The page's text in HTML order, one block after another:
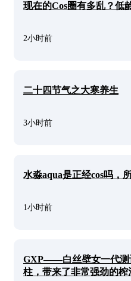
现在的Cos圈有多乱？低
2小时前
二十四节气之大寒养生
3小时前
水淼aqua是正经cos吗，
1小时前
GXP——白丝壁女一代测
柱，带来了非常强劲的榨